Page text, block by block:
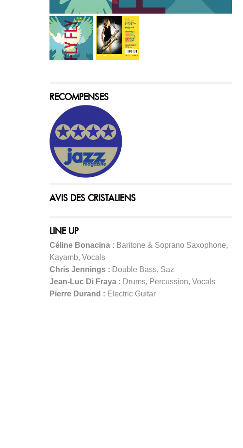
RECOMPENSES
AVIS DES CRISTALIENS
LINE UP
Céline Bonacina : Baritone & Soprano Saxophone,
Kayamb, Vocals
Chris Jennings : Double Bass, Saz
Jean-Luc Di Fraya : Drums, Percussion, Vocals
Pierre Durand : Electric Guitar